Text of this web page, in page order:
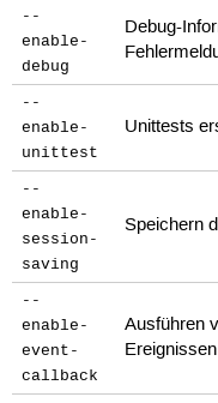
--
enable-
debug
Debug-
--
enable-
unittest
Unittests
--
enable-
session-
saving
Speichern
--
enable-
event-
callback
Ausführen